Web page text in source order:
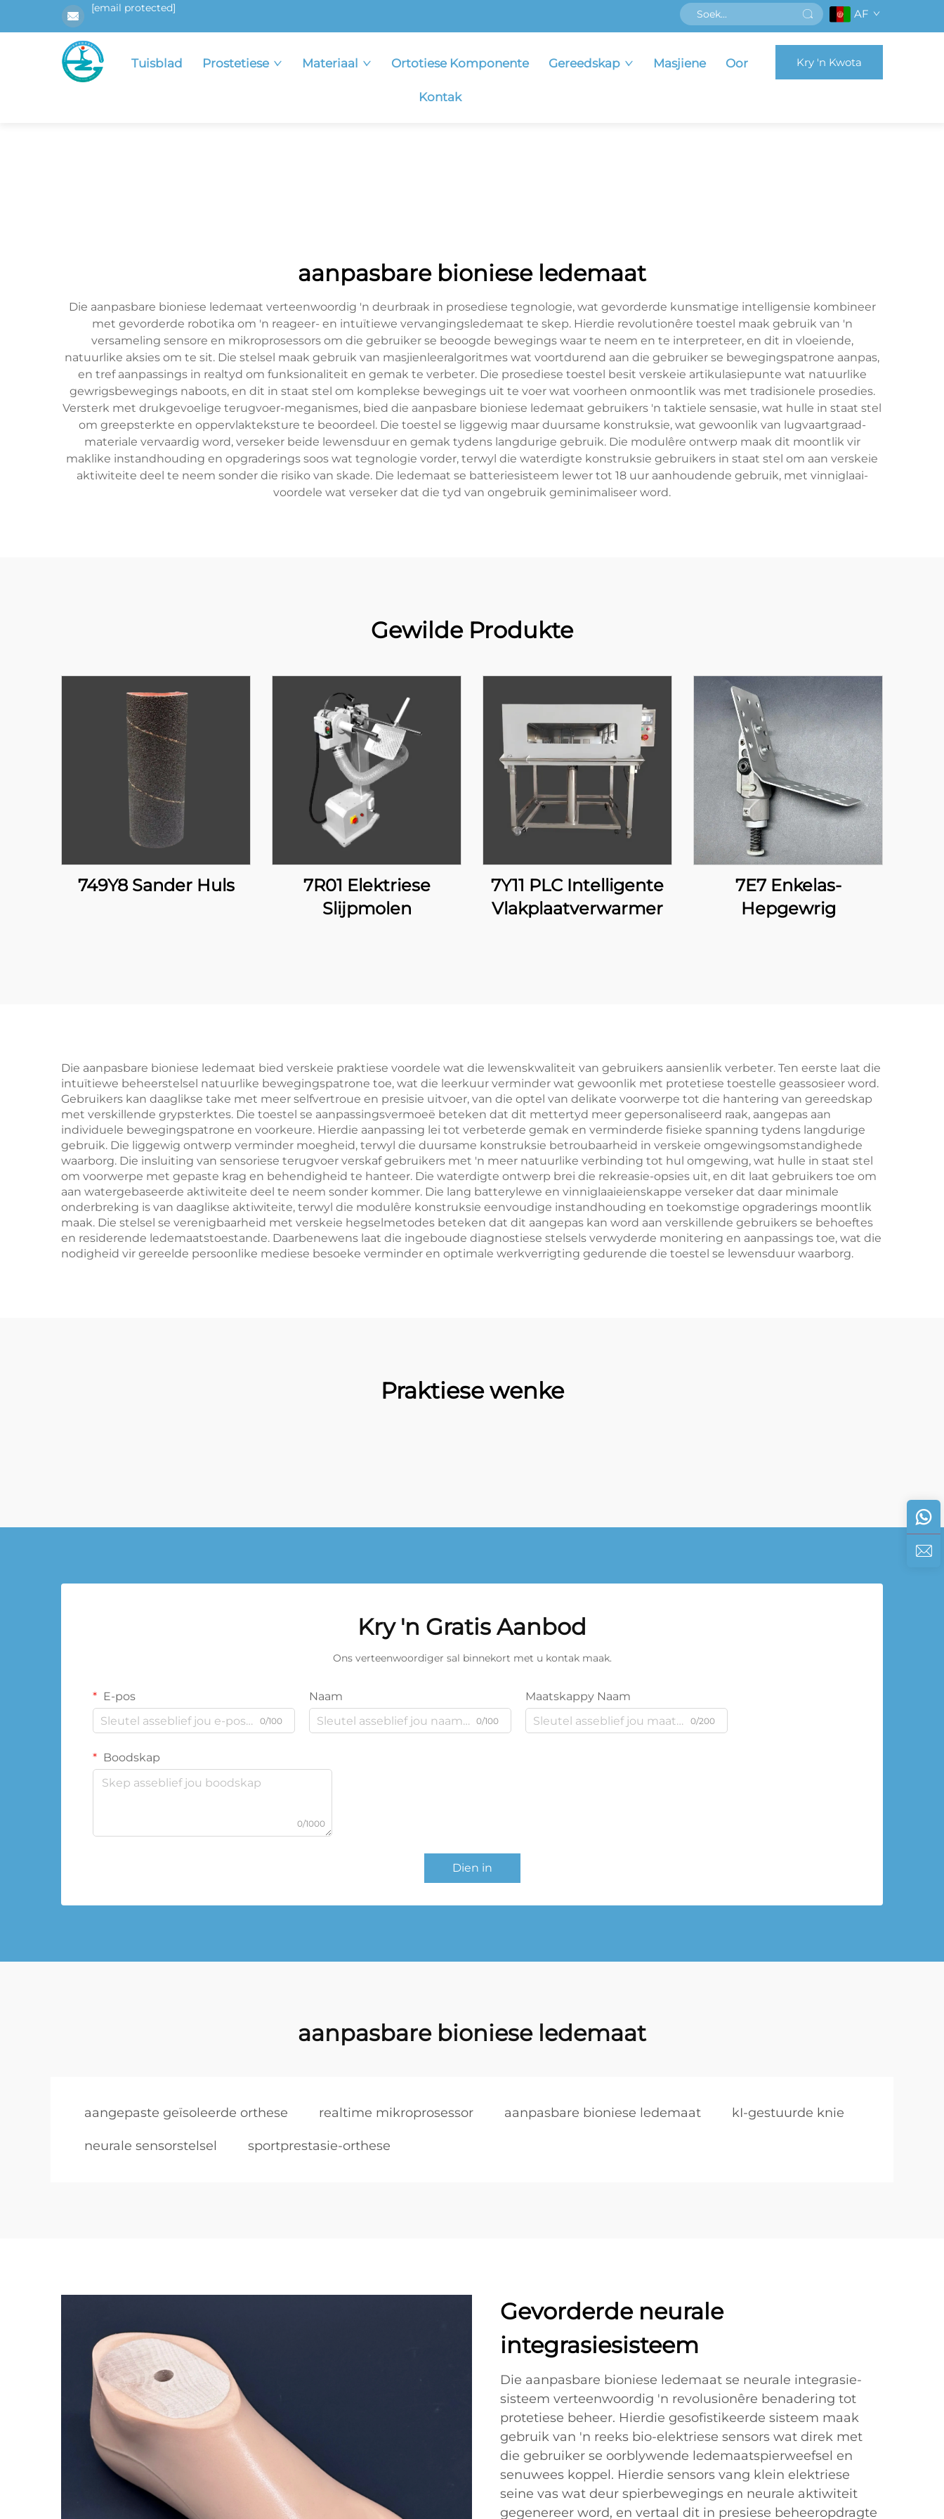
[email protected] AF
Tuisblad Prostetiese Materiaal Ortotiese Komponente Gereedskap Masjiene Oor
Kontak
Kry 'n Kwota
aanpasbare bioniese ledemaat
Die aanpasbare bioniese ledemaat verteenwoordig 'n deurbraak in prosediese tegnologie, wat gevorderde kunsmatige intelligensie kombineer
met gevorderde robotika om 'n reageer- en intuïtiewe vervangingsledemaat te skep. Hierdie revolutionêre toestel maak gebruik van 'n
versameling sensore en mikroprosessors om die gebruiker se beoogde bewegings waar te neem en te interpreteer, en dit in vloeiende,
natuurlike aksies om te sit. Die stelsel maak gebruik van masjienleeralgoritmes wat voortdurend aan die gebruiker se bewegingspatrone aanpas,
en tref aanpassings in realtyd om funksionaliteit en gemak te verbeter. Die prosediese toestel besit verskeie artikulasiepunte wat natuurlike
gewrigsbewegings naboots, en dit in staat stel om komplekse bewegings uit te voer wat voorheen onmoontlik was met tradisionele prosedies.
Versterk met drukgevoelige terugvoer-meganismes, bied die aanpasbare bioniese ledemaat gebruikers 'n taktiele sensasie, wat hulle in staat stel
om greepsterkte en oppervlakteksture te beoordeel. Die toestel se liggewig maar duursame konstruksie, wat gewoonlik van lugvaartgraad-
materiale vervaardig word, verseker beide lewensduur en gemak tydens langdurige gebruik. Die modulêre ontwerp maak dit moontlik vir
maklike instandhouding en opgraderings soos wat tegnologie vorder, terwyl die waterdigte konstruksie gebruikers in staat stel om aan verskeie
aktiwiteite deel te neem sonder die risiko van skade. Die ledemaat se batteriesisteem lewer tot 18 uur aanhoudende gebruik, met vinniglaai-
voordele wat verseker dat die tyd van ongebruik geminimaliseer word.
Gewilde Produkte
749Y8 Sander Huls
7R01 Elektriese
Slijpmolen
7Y11 PLC Intelligente
Vlakplaatverwarmer
7E7 Enkelas-
Hepgewrig
Die aanpasbare bioniese ledemaat bied verskeie praktiese voordele wat die lewenskwaliteit van gebruikers aansienlik verbeter. Ten eerste laat die
intuïtiewe beheerstelsel natuurlike bewegingspatrone toe, wat die leerkuur verminder wat gewoonlik met protetiese toestelle geassosieer word.
Gebruikers kan daaglikse take met meer selfvertroue en presisie uitvoer, van die optel van delikate voorwerpe tot die hantering van gereedskap
met verskillende grypsterktes. Die toestel se aanpassingsvermoeë beteken dat dit mettertyd meer gepersonaliseerd raak, aangepas aan
individuele bewegingspatrone en voorkeure. Hierdie aanpassing lei tot verbeterde gemak en verminderde fisieke spanning tydens langdurige
gebruik. Die liggewig ontwerp verminder moegheid, terwyl die duursame konstruksie betroubaarheid in verskeie omgewingsomstandighede
waarborg. Die insluiting van sensoriese terugvoer verskaf gebruikers met 'n meer natuurlike verbinding tot hul omgewing, wat hulle in staat stel
om voorwerpe met gepaste krag en behendigheid te hanteer. Die waterdigte ontwerp brei die rekreasie-opsies uit, en dit laat gebruikers toe om
aan watergebaseerde aktiwiteite deel te neem sonder kommer. Die lang batterylewe en vinniglaaieienskappe verseker dat daar minimale
onderbreking is van daaglikse aktiwiteite, terwyl die modulêre konstruksie eenvoudige instandhouding en toekomstige opgraderings moontlik
maak. Die stelsel se verenigbaarheid met verskeie hegselmetodes beteken dat dit aangepas kan word aan verskillende gebruikers se behoeftes
en residerende ledemaatstoestande. Daarbenewens laat die ingeboude diagnostiese stelsels verwyderde monitering en aanpassings toe, wat die
nodigheid vir gereelde persoonlike mediese besoeke verminder en optimale werkverrigting gedurende die toestel se lewensduur waarborg.
Praktiese wenke
Kry 'n Gratis Aanbod
Ons verteenwoordiger sal binnekort met u kontak maak.
E-pos
0/100
Naam
0/100
Maatskappy Naam
0/200
Boodskap
0/1000
Dien in
aanpasbare bioniese ledemaat
aangepaste geïsoleerde orthese realtime mikroprosessor aanpasbare bioniese ledemaat kI-gestuurde knie
neurale sensorstelsel sportprestasie-orthese
Gevorderde neurale
integrasiesisteem
Die aanpasbare bioniese ledemaat se neurale integrasie-
sisteem verteenwoordig 'n revolusionêre benadering tot
protetiese beheer. Hierdie gesofistikeerde sisteem maak
gebruik van 'n reeks bio-elektriese sensors wat direk met
die gebruiker se oorblywende ledemaatspierweefsel en
senuwees koppel. Hierdie sensors vang klein elektriese
seine vas wat deur spierbewegings en neurale aktiwiteit
gegenereer word, en vertaal dit in presiese beheeropdragte